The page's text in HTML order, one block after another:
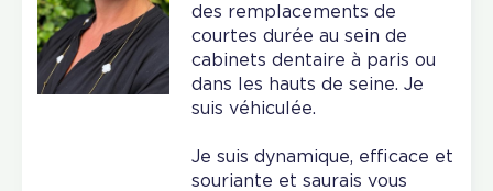
des remplacements de
courtes durée au sein de
cabinets dentaire à paris ou
dans les hauts de seine. Je
suis véhiculée.
Je suis dynamique, efficace et
souriante et saurais vous